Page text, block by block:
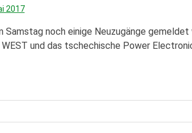
2017
Samstag noch einige Neuzugänge
und das tschechische Power